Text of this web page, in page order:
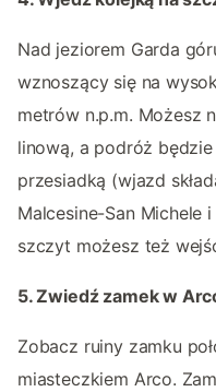
Nad jeziorem Garda
wznoszący się na
metrów n.p.m. Możesz
linową, a podróż będzie
przesiadką (wjazd
Malcesine-San Michele
szczyt możesz też
5. Zwiedź zamek w
Zobacz ruiny zamku
miasteczkiem Arco.